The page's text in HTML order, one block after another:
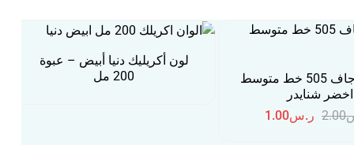
قلم حبر جاف 505 خط متوسط
اخضر شنايدر
2.00 ر.س1.00
لون أكريليك دنيا أبيض – عبوة
200 مل